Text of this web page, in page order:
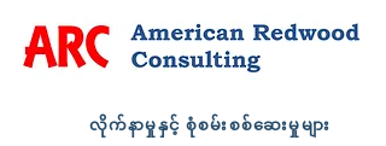
လိုက်နာမှုနှင့် စုံစမ်းစစ်ဆေးမှုများ